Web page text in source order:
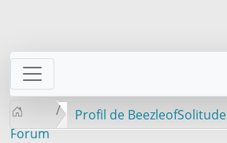
Forum
Profil de BeezleofSolitude